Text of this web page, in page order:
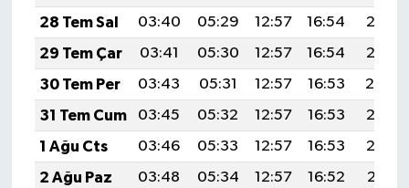
28 Tem Sal
03:40 05:29 12:57 16:54
20:16
29 Tem Çar
03:41 05:30 12:57 16:54
20:15
30 Tem Per
03:43 05:31 12:57 16:53
20:14
31 Tem Cum
03:45 05:32 12:57 16:53
20:13
1 Ağu Cts
03:46 05:33 12:57 16:53
20:12
2 Ağu Paz
03:48 05:34 12:57 16:52
20:11